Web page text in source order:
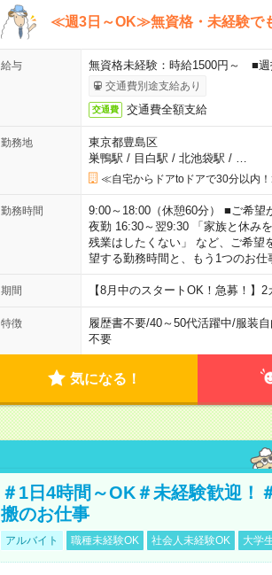
≪週3日～OK≫無資格・未経験で
給与 無資格未経験：時給1500円～ ■
交通費別途支給あり
交通費 交通費全額支給
勤務地
東京都豊島区
巣鴨駅 / 目白駅 / 北池袋駅 /
≪自宅からドアtoドアで30分以内
勤務時間
9:00～18:00（休憩60分） ■ご希望
夜勤 16:30～翌9:30 「家族と休み
残業はしたくない」 など、ご希
望する勤務時間と、もう1つのお仕
期間 【8月中のスタートOK！急募！
特徴 履歴書不要/40～50代活躍中/服装自
不要
気になる！
＃1日4時間～OK＃未経験歓迎！
搬のお仕事
アルバイト 職種未経験OK 社会人未経験OK 大学